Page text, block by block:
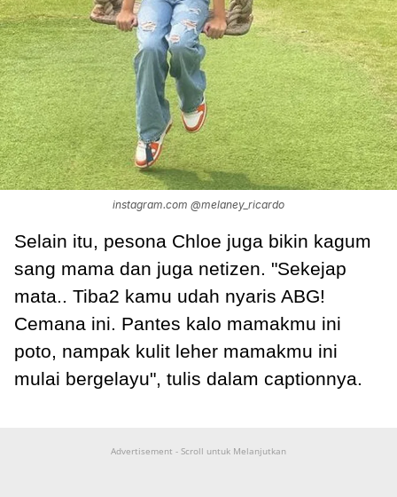
instagram.com @melaney_ricardo
Selain itu, pesona Chloe juga bikin kagum
sang mama dan juga netizen. "Sekejap
mata.. Tiba2 kamu udah nyaris ABG!
Cemana ini. Pantes kalo mamakmu ini
poto, nampak kulit leher mamakmu ini
mulai bergelayu", tulis dalam captionnya.
Advertisement - Scroll untuk Melanjutkan